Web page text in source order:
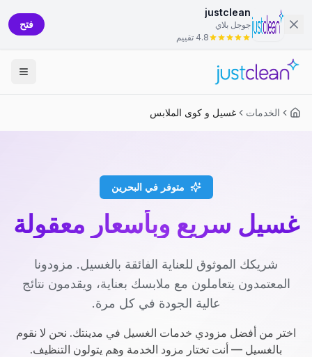
justclean
جوجل بلاي
4.8 تقييم
فتح
الخدمات غسيل و كوى الملابس
متوفر في البحرين
غسيل سريع وبأسعار معقولة
شريكك الموثوق للعناية الفائقة بالغسيل. مزودونا
المعتمدون يتعاملون مع ملابسك بعناية، ويقدمون نتائج
عالية الجودة في كل مرة.
اختر من أفضل مزودي خدمات الغسيل في مدينتك. نحن لا نقوم
بالغسيل — أنت تختار مزود الخدمة وهم يتولون التنظيف.